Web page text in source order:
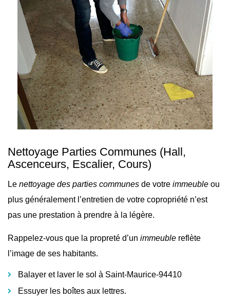
Nettoyage Parties Communes (Hall,
Ascenceurs, Escalier, Cours)
Le nettoyage des parties communes de votre immeuble ou
plus généralement l’entretien de votre copropriété n’est
pas une prestation à prendre à la légère.
Rappelez-vous que la propreté d’un immeuble reflète
l’image de ses habitants.
Balayer et laver le sol à Saint-Maurice-94410
Essuyer les boîtes aux lettres.